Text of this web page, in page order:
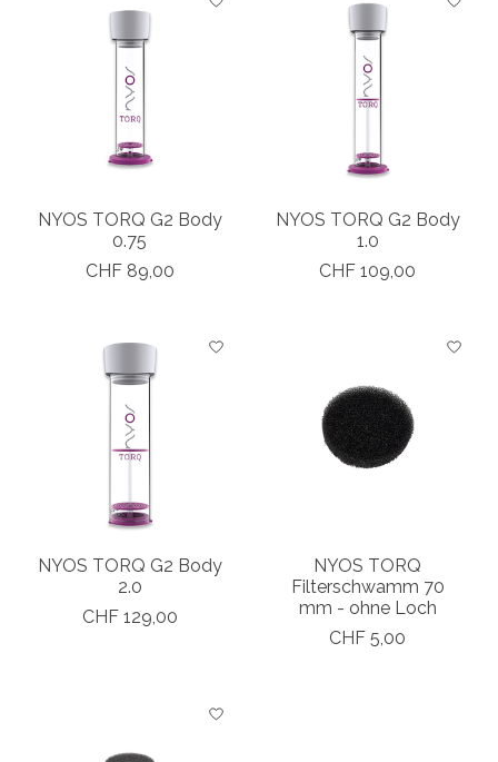
NYOS TORQ G2 Body
0.75
CHF 89,00
NYOS TORQ G2 Body
1.0
CHF 109,00
NYOS TORQ G2 Body
2.0
CHF 129,00
NYOS TORQ
Filterschwamm 70
mm - ohne Loch
CHF 5,00